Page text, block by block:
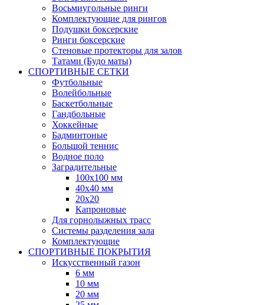
Восьмиугольные ринги
Комплектующие для рингов
Подушки боксерские
Ринги боксерские
Стеновые протекторы для залов
Татами (Будо маты)
СПОРТИВНЫЕ СЕТКИ
Футбольные
Волейбольные
Баскетбольные
Гандбольные
Хоккейные
Бадминтоные
Большой теннис
Водное поло
Заградительные
100х100 мм
40х40 мм
20х20
Капроновые
Для горнолыжных трасс
Системы разделения зала
Комплектующие
СПОРТИВНЫЕ ПОКРЫТИЯ
Искусственный газон
6 мм
10 мм
20 мм